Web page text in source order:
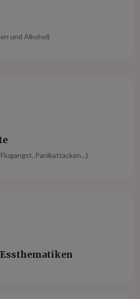
und Alkohol)
Flugangst, Panikattacken…)